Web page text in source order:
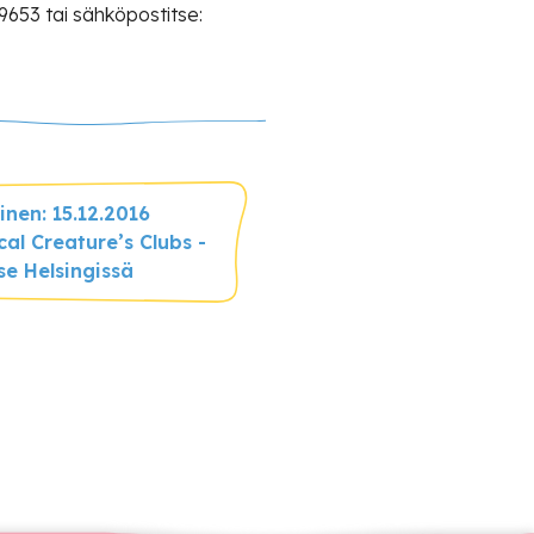
tai sähköpostitse:
15.12.2016
Creature’s Clubs -
Helsingissä